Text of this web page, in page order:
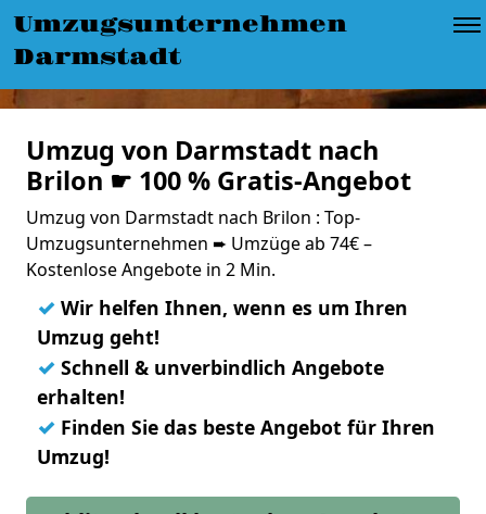
Umzugsunternehmen
Darmstadt
Umzug von Darmstadt nach
Brilon ☛ 100 % Gratis-Angebot
Umzug von Darmstadt nach Brilon : Top-
Umzugsunternehmen ➨ Umzüge ab 74€ –
Kostenlose Angebote in 2 Min.
✓ Wir helfen Ihnen, wenn es um Ihren
Umzug geht!
✓ Schnell & unverbindlich Angebote
erhalten!
✓ Finden Sie das beste Angebot für Ihren
Umzug!